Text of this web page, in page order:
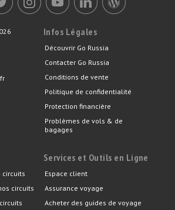
Infos Légales
Découvrir Go Russia
Contacter Go Russia
Conditions de vente
Politique de confidentialité
Protection financière
Problèmes de vols & de
bagages
circuits
circuits
Services et Outils en Ligne
Espace client
Assurance voyage
Acheter des guides de voyage